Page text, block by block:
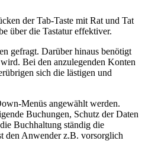
der Tab-Taste mit Rat und Tat
über die Tastatur effektiver.
gefragt. Darüber hinaus benötigt
Bei den anzulegenden Konten
sich die lästigen und
Menüs angewählt werden.
Buchungen, Schutz der Daten
Buchhaltung ständig die
den Anwender z.B. vorsorglich